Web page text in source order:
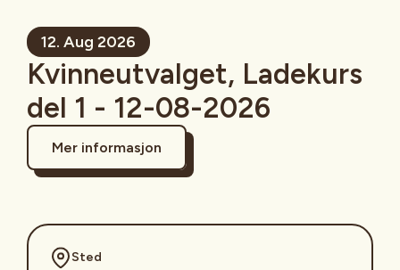
12. Aug 2026
Kvinneutvalget, Ladekurs
del 1 - 12-08-2026
Mer informasjon
Sted